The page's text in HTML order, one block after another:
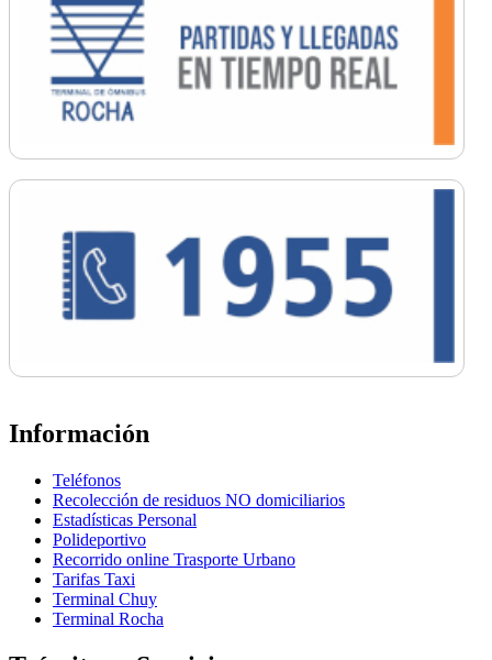
Información
Teléfonos
Recolección de residuos NO domiciliarios
Estadísticas Personal
Polideportivo
Recorrido online Trasporte Urbano
Tarifas Taxi
Terminal Chuy
Terminal Rocha